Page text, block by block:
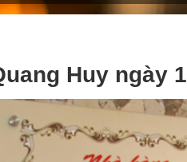
Huy ngày